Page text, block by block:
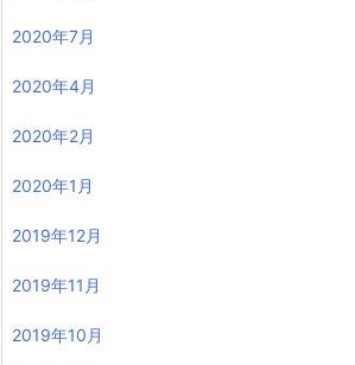
2020年7月
2020年4月
2020年2月
2020年1月
2019年12月
2019年11月
2019年10月